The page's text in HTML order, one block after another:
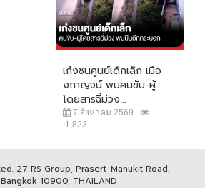
เก๋งชนศูนย์เด็กเล็ก เมือ
งกาญจน์ พบคนขับ-ผู้
โดยสารฉี่ม่วง...
7 สิงหาคม 2569
1,823
27 RS Group, Prasert-Manukit Road,
10900, THAILAND